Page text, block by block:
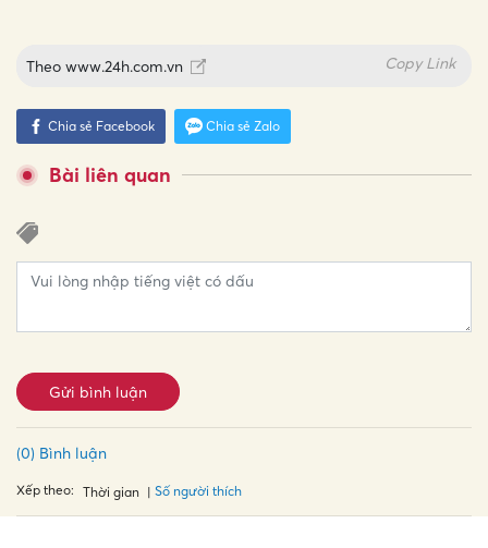
Theo www.24h.com.vn Copy Link
Chia sẻ Facebook Chia sẻ Zalo
Bài liên quan
Gửi bình luận
(0) Bình luận
Xếp theo: Thời gian Số người thích